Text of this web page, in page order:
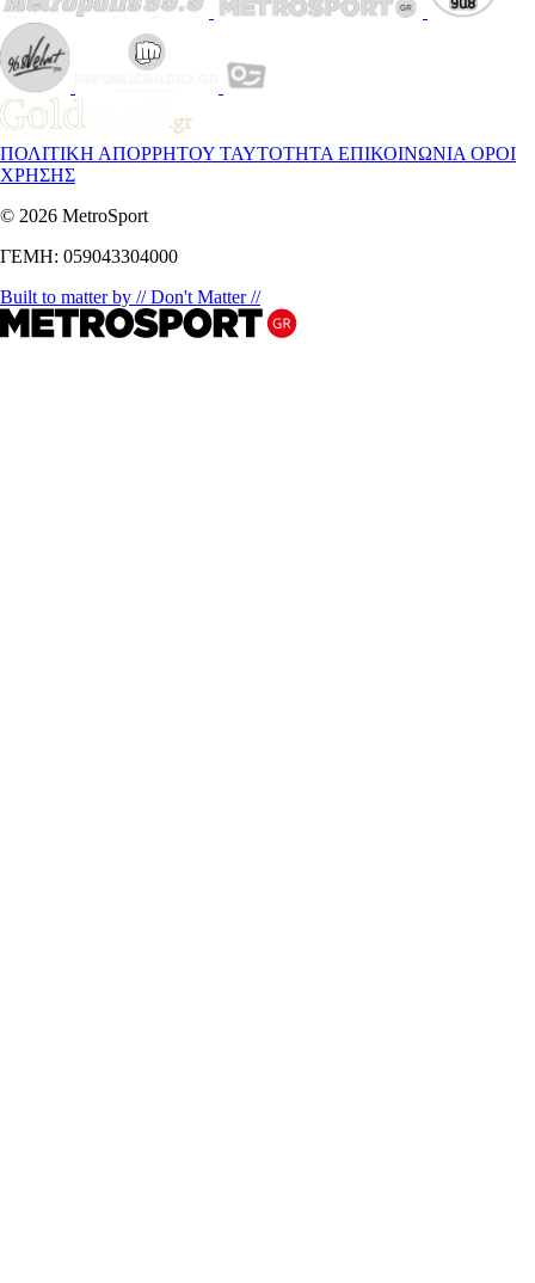
ΠΟΛΙΤΙΚΗ ΑΠΟΡΡΗΤΟΥ ΤΑΥΤΟΤΗΤΑ ΕΠΙΚΟΙΝΩΝΙΑ ΟΡΟΙ
ΧΡΗΣΗΣ
© 2026 MetroSport
ΓΕΜΗ: 059043304000
Built to matter by // Don't Matter //